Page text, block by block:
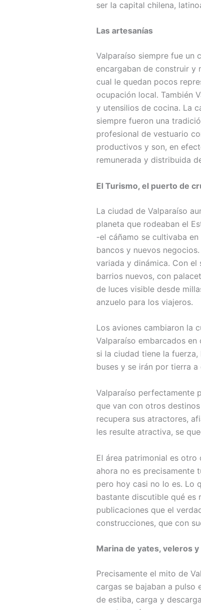
ser la capital chilena,
Las artesanías
Valparaíso siempre fue un
encargaban de construir y
cual le quedan pocos
ocupación local. También
y utensilios de cocina. La
siempre fueron una
profesional de vestuario
productivos y son, en
remunerada y distribuida
El Turismo, el puerto de
La ciudad de Valparaíso
planeta que rodeaban el
-el cáñamo se cultivaba
bancos y nuevos
variada y dinámica. Con el
barrios nuevos, con
de luces visible desde
anzuelo para los viajeros.
Los aviones cambiaron la
Valparaíso embarcados
si la ciudad tiene la
buses y se irán por tierra
Valparaíso perfectamente
que van con otros
recupera sus atractores,
les resulte atractiva, se
El área patrimonial es otro
ahora no es precisamente
pero hoy casi no lo es. Lo
bastante discutible qué es
publicaciones que el
construcciones, que con
Marina de yates, veleros
Precisamente el mito de
cargas se bajaban a pulso
de estiba, carga y